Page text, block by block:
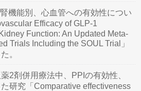
機能別、心血管への有効性につい
Efficacy of GLP-1
Function: An Updated Meta-
Trials Including the SOUL Trial」
。
2剤併用療法中、PPIの有効性、
研究「Comparative effectiveness